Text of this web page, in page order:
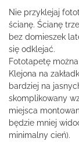
Nie przyklejaj
ścianę. Ścianę
bez domieszek
się odklejać.
Fototapetę
Klejona na
bardziej na
skomplikowany
miejsca
będzie mniej
minimalny cień).